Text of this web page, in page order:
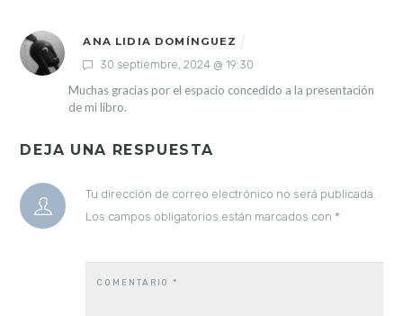
ANA LIDIA DOMÍNGUEZ
30 septiembre, 2024 @ 19:30
Muchas gracias por el espacio concedido a la presentación
de mi libro.
DEJA UNA RESPUESTA
Tu dirección de correo electrónico no será publicada.
Los campos obligatorios están marcados con *
COMENTARIO*